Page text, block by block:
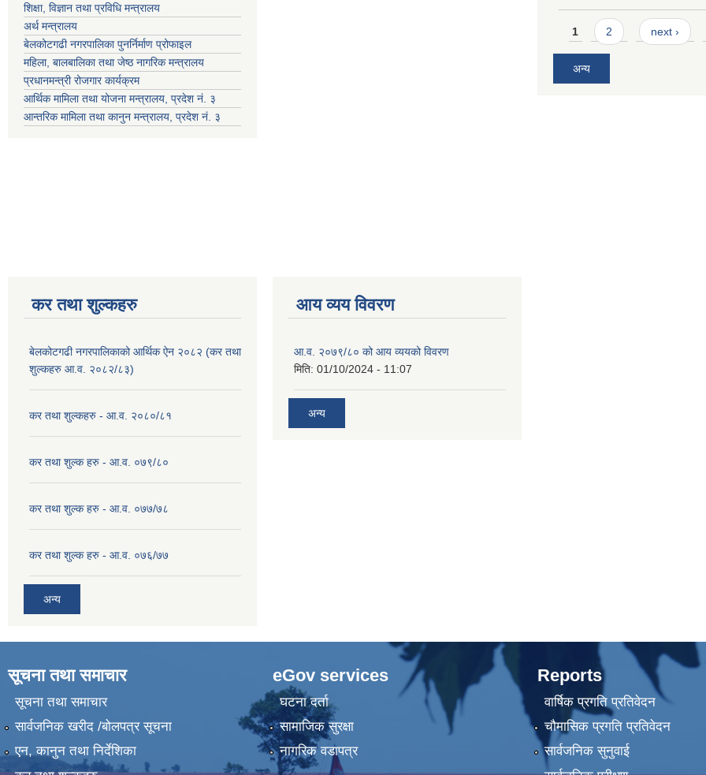
शिक्षा, विज्ञान तथा प्रविधि मन्त्रालय
अर्थ मन्त्रालय
बेलकोटगढी नगरपालिका पुनर्निर्माण प्रोफाइल
महिला, बालबालिका तथा जेष्ठ नागरिक मन्त्रालय
प्रधानमन्त्री रोजगार कार्यक्रम
आर्थिक मामिला तथा योजना मन्त्रालय, प्रदेश नं. ३
आन्तरिक मामिला तथा कानुन मन्त्रालय, प्रदेश नं. ३
Pages
1 2 next ›
अन्य
कर तथा शुल्कहरु
बेलकोटगढी नगरपालिकाको आर्थिक ऐन २०८२ (कर तथा
शुल्कहरु आ.व. २०८२/८३)
कर तथा शुल्कहरु - आ.व. २०८०/८१
कर तथा शुल्क हरु - आ.व. ०७९/८०
कर तथा शुल्क हरु - आ.व. ०७७/७८
कर तथा शुल्क हरु - आ.व. ०७६/७७
अन्य
आय व्यय विवरण
आ.व. २०७९/८० को आय व्ययको विवरण
मिति: 01/10/2024 - 11:07
अन्य
सूचना तथा समाचार
सूचना तथा समाचार
सार्वजनिक खरीद /बोलपत्र सूचना
एन, कानुन तथा निर्देशिका
eGov services
घटना दर्ता
सामाजिक सुरक्षा
नागरिक वडापत्र
Reports
वार्षिक प्रगति प्रतिवेदन
चौमासिक प्रगति प्रतिवेदन
सार्वजनिक सुनुवाई